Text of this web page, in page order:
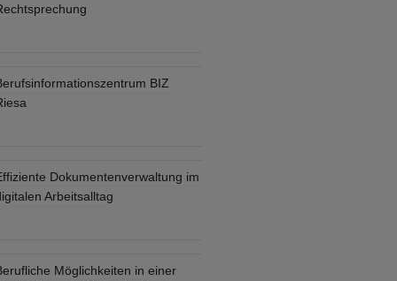
BIZ
Dokumentenverwaltung im
Arbeitsalltag
Möglichkeiten in einer